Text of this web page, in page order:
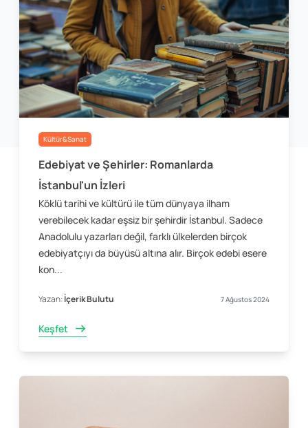
Kültür&Sanat
Edebiyat ve Şehirler: Romanlarda
İstanbul'un İzleri
Köklü tarihi ve kültürü ile tüm dünyaya ilham
verebilecek kadar eşsiz bir şehirdir İstanbul. Sadece
Anadolulu yazarları değil, farklı ülkelerden birçok
edebiyatçıyı da büyüsü altına alır. Birçok edebi esere
kon...
Yazan:İçerik Bulutu 7 Ağustos 2024
Keşfet